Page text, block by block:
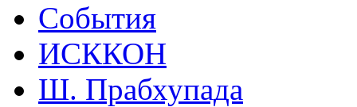
События
ИСККОН
Ш. Прабхупада